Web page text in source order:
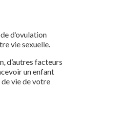
d’ovulation
vie sexuelle.
d’autres facteurs
un enfant
vie de votre